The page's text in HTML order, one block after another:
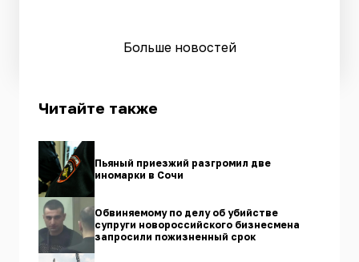
Больше новостей
Читайте также
Пьяный приезжий разгромил две
иномарки в Сочи
Обвиняемому по делу об убийстве
супруги новороссийского бизнесмена
запросили пожизненный срок